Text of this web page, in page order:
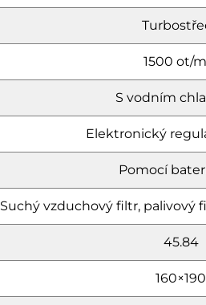
1500 ot/
S vodním
Elektronický
Pomocí
Suchý vzduchový filtr, palivový
45.84
160×190